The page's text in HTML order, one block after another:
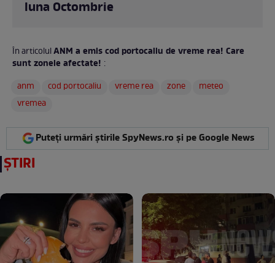
Vântul se va intensifica treptat în toată țara, cu
Muntenia și Dobrogea, începând din după-amiaza
CITEȘTE ȘI:
Prognoza meteo pentru următoarele
patru săptămâni. Cum va fi vremea în
luna Octombrie
ANM a emis cod portocaliu de vreme rea! Care
sunt zonele afectate!:
anm
cod portocaliu vreme rea zone
meteo
vremea